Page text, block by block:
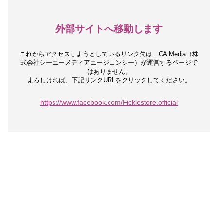
外部サイトへ移動します
これからアクセスしようとしているリンク先は、 CA Media（株
式会社シーエーメディアエージェンシー）が運営するページで
はありません。
よろしければ、下記リンクURLをクリックしてください。
https://www.facebook.com/Ficklestore.official